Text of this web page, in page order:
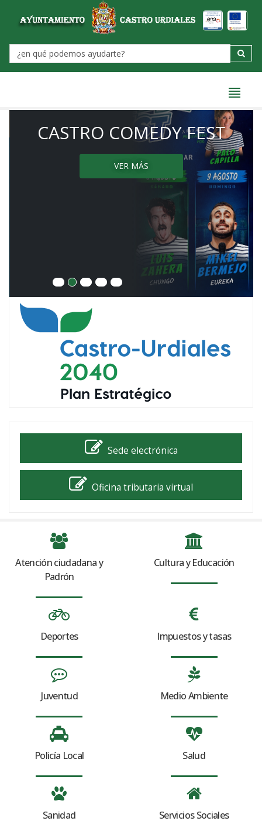
Label
CASTRO COMEDY FEST
VER MÁS
Sede electrónica
Oficina tributaria virtual
Atención ciudadana y
Padrón
Cultura y Educación
Deportes Impuestos y tasas
Juventud Medio Ambiente
Policía Local Salud
Sanidad Servicios Sociales